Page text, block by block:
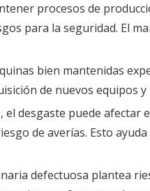
procesos de
para la seguridad. El
bien mantenidas
de nuevos equipos
desgaste puede afectar
de averías. Esto
defectuosa plantea